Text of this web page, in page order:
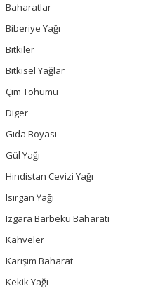
Baharatlar
Biberiye Yağı
Bitkiler
Bitkisel Yağlar
Çim Tohumu
Diger
Gıda Boyası
Gül Yağı
Hindistan Cevizi Yağı
Isırgan Yağı
Izgara Barbekü Baharatı
Kahveler
Karışım Baharat
Kekik Yağı